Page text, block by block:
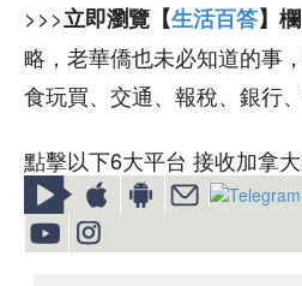
>>>立即瀏覽【生活百答】
略，老華僑也未必知道的事
食玩買、交通、報稅、銀行
點擊以下6大平台 接收加拿